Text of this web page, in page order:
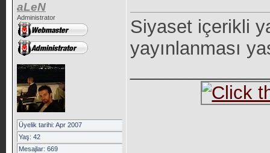
aLeN
Administrator
Üyelik tarihi: Apr 2007
Yaş: 42
Mesajlar: 669
Siyaset içerikli
yayınlanması